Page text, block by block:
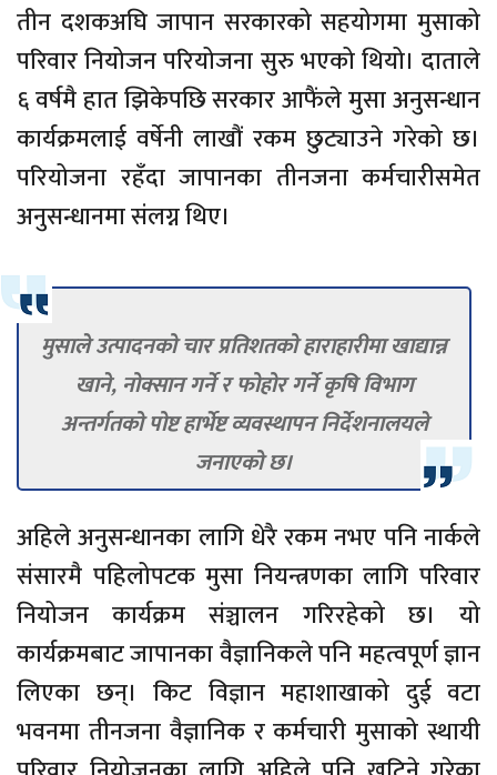
तीन दशकअघि जापान सरकारको सहयोगमा मुसाको
परिवार नियोजन परियोजना सुरु भएको थियो। दाताले
६ वर्षमै हात झिकेपछि सरकार आफैंले मुसा अनुसन्धान
कार्यक्रमलाई वर्षेनी लाखौं रकम छुट्याउने गरेको छ।
परियोजना रहँदा जापानका तीनजना कर्मचारीसमेत
अनुसन्धानमा संलग्न थिए।
मुसाले उत्पादनको चार प्रतिशतको हाराहारीमा खाद्यान्न
खाने, नोक्सान गर्ने र फोहोर गर्ने कृषि विभाग
अन्तर्गतको पोष्ट हार्भेष्ट व्यवस्थापन निर्देशनालयले
जनाएको छ।
अहिले अनुसन्धानका लागि धेरै रकम नभए पनि नार्कले
संसारमै पहिलोपटक मुसा नियन्त्रणका लागि परिवार
नियोजन कार्यक्रम संञ्चालन गरिरहेको छ। यो
कार्यक्रमबाट जापानका वैज्ञानिकले पनि महत्वपूर्ण ज्ञान
लिएका छन्। किट विज्ञान महाशाखाको दुई वटा
भवनमा तीनजना वैज्ञानिक र कर्मचारी मुसाको स्थायी